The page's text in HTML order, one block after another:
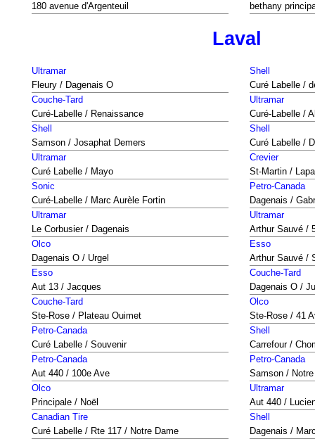
180 avenue d'Argenteuil
bethany
Laval
Ultramar
Fleury / Dagenais O
Shell
Curé Labelle /
Couche-Tard
Curé-Labelle / Renaissance
Ultramar
Curé-Labelle /
Shell
Samson / Josaphat Demers
Shell
Curé Labelle /
Ultramar
Curé Labelle / Mayo
Crevier
St-Martin /
Sonic
Curé-Labelle / Marc Aurèle Fortin
Petro-Canada
Dagenais /
Ultramar
Le Corbusier / Dagenais
Ultramar
Arthur Sauvé /
Olco
Dagenais O / Urgel
Esso
Arthur Sauvé /
Esso
Aut 13 / Jacques
Couche-Tard
Dagenais O /
Couche-Tard
Ste-Rose / Plateau Ouimet
Olco
Ste-Rose / 41
Petro-Canada
Curé Labelle / Souvenir
Shell
Carrefour /
Petro-Canada
Aut 440 / 100e Ave
Petro-Canada
Samson /
Olco
Principale / Noël
Ultramar
Aut 440 /
Canadian Tire
Curé Labelle / Rte 117 / Notre Dame
Shell
Dagenais /